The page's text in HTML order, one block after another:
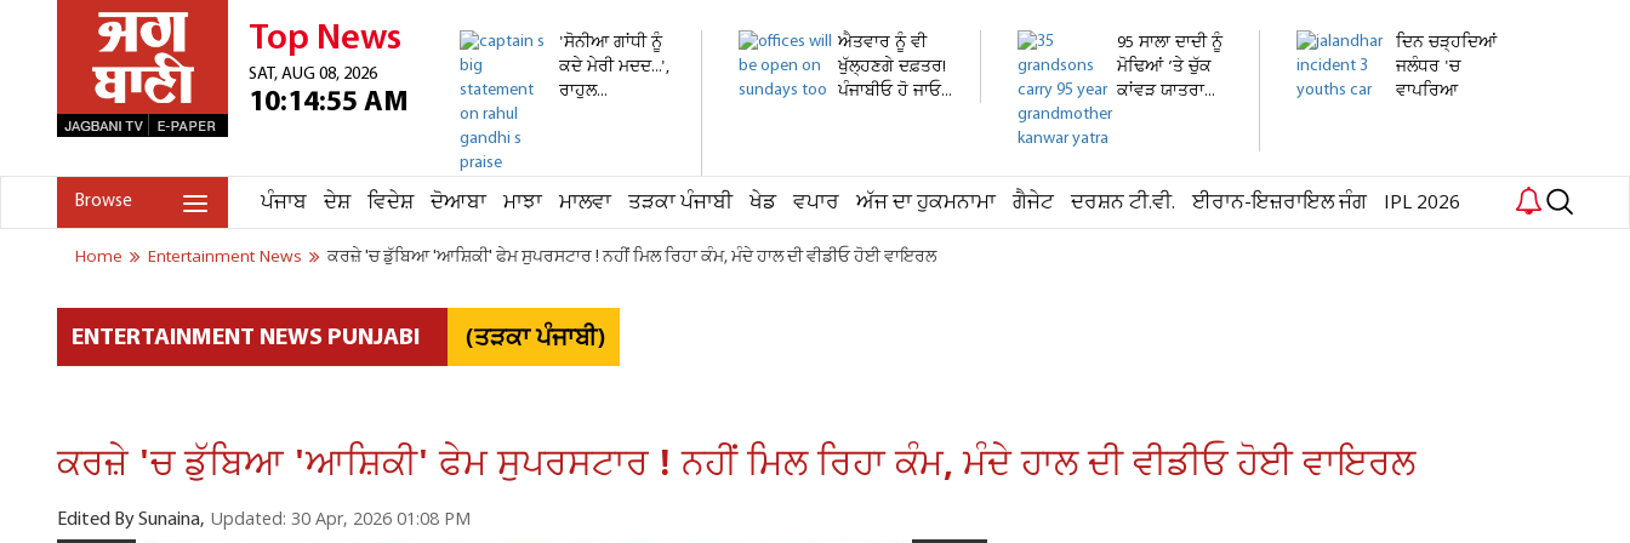
Top News
SAT, AUG 08, 2026
10:14:55 AM
'ਸੋਨੀਆ ਗਾਂਧੀ ਨੂੰ
ਕਦੇ ਮੇਰੀ ਮਦਦ...',
ਰਾਹੁਲ...
ਐਤਵਾਰ ਨੂੰ ਵੀ
ਖੁੱਲ੍ਹਣਗੇ ਦਫ਼ਤਰ!
ਪੰਜਾਬੀਓ ਹੋ ਜਾਓ...
95 ਸਾਲਾ ਦਾਦੀ ਨੂੰ
ਮੋਢਿਆਂ ’ਤੇ ਚੁੱਕ
ਕਾਂਵੜ ਯਾਤਰਾ...
ਦਿਨ ਚੜ੍ਹਦਿਆਂ
ਜਲੰਧਰ 'ਚ
ਵਾਪਰਿਆ
Browse ਪੰਜਾਬ ਦੇਸ਼ ਵਿਦੇਸ਼ ਦੋਆਬਾ ਮਾਝਾ ਮਾਲਵਾ ਤੜਕਾ ਪੰਜਾਬੀ ਖੇਡ ਵਪਾਰ ਅੱਜ ਦਾ ਹੁਕਮਨਾਮਾ ਗੈਜੇਟ ਦਰਸ਼ਨ ਟੀ.ਵੀ. ਈਰਾਨ-ਇਜ਼ਰਾਇਲ ਜੰਗ IPL 2026
Home Entertainment News ਕਰਜ਼ੇ 'ਚ ਡੁੱਬਿਆ 'ਆਸ਼ਿਕੀ' ਫੇਮ ਸੁਪਰਸਟਾਰ ! ਨਹੀਂ ਮਿਲ ਰਿਹਾ ਕੰਮ, ਮੰਦੇ ਹਾਲ ਦੀ ਵੀਡੀਓ ਹੋਈ ਵਾਇਰਲ
ENTERTAINMENT NEWS PUNJABI (ਤੜਕਾ ਪੰਜਾਬੀ)
ਕਰਜ਼ੇ 'ਚ ਡੁੱਬਿਆ 'ਆਸ਼ਿਕੀ' ਫੇਮ ਸੁਪਰਸਟਾਰ ! ਨਹੀਂ ਮਿਲ ਰਿਹਾ ਕੰਮ, ਮੰਦੇ ਹਾਲ ਦੀ ਵੀਡੀਓ ਹੋਈ ਵਾਇਰਲ
Edited By Sunaina, Updated: 30 Apr, 2026 01:08 PM